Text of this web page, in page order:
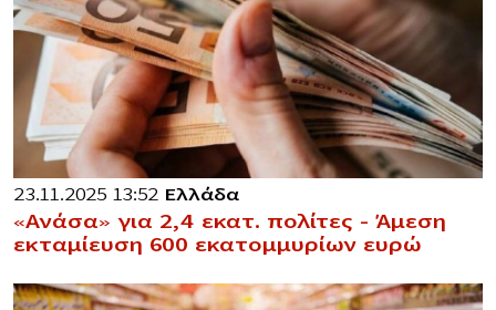
23.11.2025 13:52 Ελλάδα
«Ανάσα» για 2,4 εκατ. πολίτες – Άμεση
εκταμίευση 600 εκατομμυρίων ευρώ